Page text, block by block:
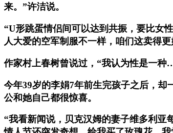
来。”许洁说。
“U形跳蛋情侣间可以达到共振，要比女
人大爱的空军制服不一样，咱们这卖得
作家村上春树曾说过，“我认为性是一
今年39岁的李娟7年前生完孩子之后，
公和她自己都很惊喜。
“我看新闻说，贝克汉姆的妻子维多利亚